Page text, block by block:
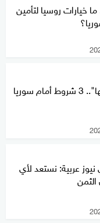
خيارات روسيا لتأمين
"لتحقق قيامتها".. 3 شروط أمام سوريا
عربية: نستعد لأي